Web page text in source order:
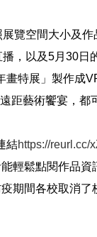
覽空間大小及
播，以及5月 30日
畫特展」製作成
距藝術饗宴，都
結https://reurl.cc/
輕鬆點閱作品
期間各校取消